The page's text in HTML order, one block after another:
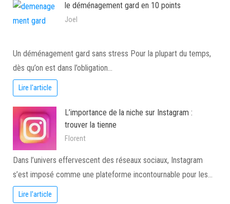
le déménagement gard en 10 points
Joel
Un déménagement gard sans stress Pour la plupart du temps,
dès qu’on est dans l’obligation…
Lire l'article
L’importance de la niche sur Instagram :
trouver la tienne
Florent
Dans l’univers effervescent des réseaux sociaux, Instagram
s’est imposé comme une plateforme incontournable pour les…
Lire l'article